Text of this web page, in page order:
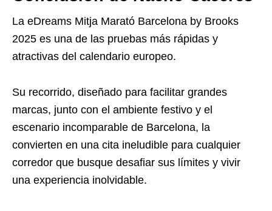
La eDreams Mitja Marató Barcelona by Brooks
2025 es una de las pruebas más rápidas y
atractivas del calendario europeo.
Su recorrido, diseñado para facilitar grandes
marcas, junto con el ambiente festivo y el
escenario incomparable de Barcelona, la
convierten en una cita ineludible para cualquier
corredor que busque desafiar sus límites y vivir
una experiencia inolvidable.